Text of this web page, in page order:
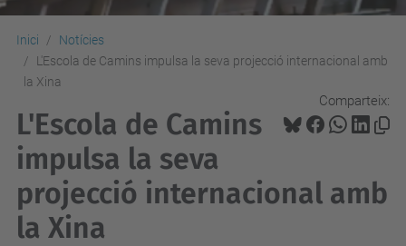
Inici
Notícies
L'Escola de Camins impulsa la seva projecció internacional amb
la Xina
Comparteix:
L'Escola de Camins
impulsa la seva
projecció internacional amb
la Xina